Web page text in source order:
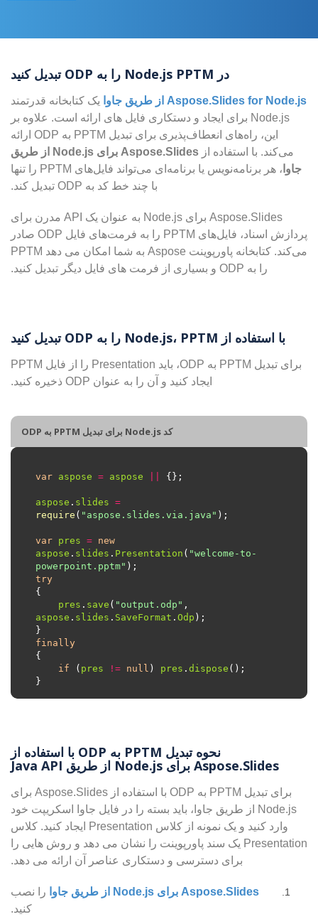
در Node.js PPTM را به ODP تبدیل کنید
Aspose.Slides for Node.js از طریق جاوا
یک کتابخانه قدرتمند
Node.js برای ایجاد و دستکاری فایل های ارائه است. علاوه بر
این، راه‌های انعطاف‌پذیری برای تبدیل PPTM به ODP ارائه
می‌کند. با استفاده از
Aspose.Slides برای Node.js از طریق
جاوا
، هر برنامه‌نویس یا برنامه‌ای می‌تواند فایل‌های PPTM را تنها
با چند خط کد به ODP تبدیل کند.
Aspose.Slides برای Node.js به عنوان یک API مدرن برای
پردازش اسناد، فایل‌های PPTM را به فرمت‌های فایل ODP صادر
می‌کند. کتابخانه پاورپوینت Aspose به شما امکان می دهد PPTM
را به ODP و بسیاری از فرمت های فایل دیگر تبدیل کنید.
با استفاده از Node.js، PPTM را به ODP تبدیل کنید
برای تبدیل PPTM به ODP، باید Presentation را از فایل PPTM
ایجاد کنید و آن را به عنوان ODP ذخیره کنید.
کد Node.js برای تبدیل PPTM به ODP
var aspose = aspose
aspose . slides =
require ( "aspose.slides.via.java"
var pres = new
aspose . slides . Presentation ( "welcome-to-
powerpoint.pptm"
try
pres . save ( "output.odp"
aspose . slides . SaveFormat . Odp
finally
if ( pres != null ) pres . dispose
نحوه تبدیل PPTM به ODP با استفاده از
Aspose.Slides برای Node.js از طریق Java API
برای تبدیل PPTM به ODP با استفاده از Aspose.Slides برای
Node.js از طریق جاوا، باید بسته را در فایل جاوا اسکریپت خود
وارد کنید و یک نمونه از کلاس Presentation ایجاد کنید. کلاس
Presentation یک سند پاورپوینت را نشان می دهد و روش هایی را
برای دسترسی و دستکاری عناصر آن ارائه می دهد.
Aspose.Slides برای Node.js از طریق جاوا
را نصب
کنید.